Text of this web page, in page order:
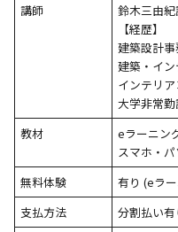
講師
鈴木三由
【経歴】
建築設計
建築・イ
インテリ
大学非常勤
教材
eラーニン
スマホ・
無料体験
有り (eラ
支払方法
分割払い有